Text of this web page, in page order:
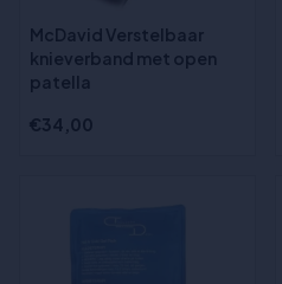
McDavid Verstelbaar
knieverband met open
patella
€34,00